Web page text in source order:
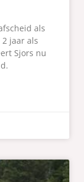
als
jaar als
Sjors nu